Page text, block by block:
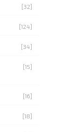
[32]
[124]
[34]
[15]
[16]
[18]